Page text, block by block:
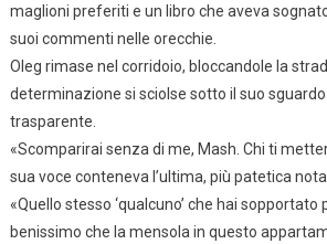
maglioni preferiti e un libro che aveva
suoi commenti nelle orecchie.
Oleg rimase nel corridoio, bloccandole la
determinazione si sciolse sotto il suo
trasparente.
«Scomparirai senza di me, Mash. Chi ti
sua voce conteneva l’ultima, più patetica
«Quello stesso ‘qualcuno’ che hai sopportato
benissimo che la mensola in questo